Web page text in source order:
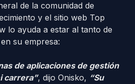
de la comunidad de
y el sitio web Top
lo ayuda a estar al tanto de
su empresa:
de aplicaciones de gestión
carrera”, dijo Onisko, “Su